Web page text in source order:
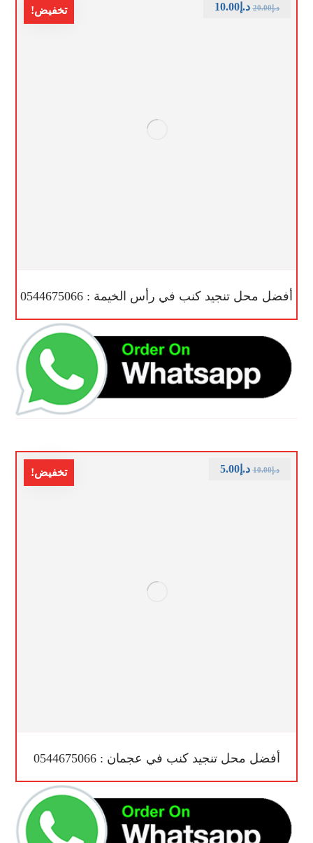
تخفيض!
أفضل محل تنجيد كنب في رأس الخيمة : 0544675066
د.إ20.00 د.إ10.00
تخفيض!
أفضل محل تنجيد كنب في عجمان : 0544675066
د.إ10.00 د.إ5.00